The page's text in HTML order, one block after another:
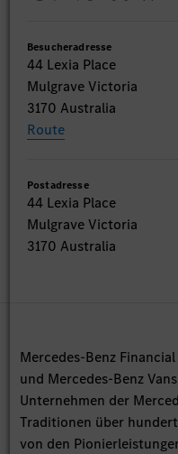
Besucheradresse
44 Lexia Place
Mulgrave Victoria
3170 Australia
Route
Postadresse
44 Lexia Place
Mulgrave Victoria
3170 Australia
Mercedes-Benz
und Mercedes-Benz
Unternehmen der
Traditionen über
von den